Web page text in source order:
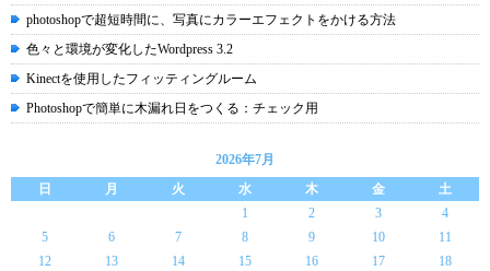
photoshopで超短時間に、写真にカラーエフェクトをかける方法
色々と環境が変化したWordpress 3.2
Kinectを使用したフィッティングルーム
Photoshopで簡単に木漏れ日をつくる：チェック用
2026年7月
日
月 火 水 木 金
土
1
2 3
4
5
6 7 8 9 10
11
12
13 14 15 16 17
18